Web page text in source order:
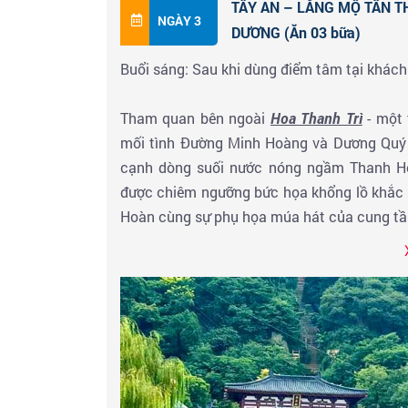
+ Buổi tối: Đoàn dùng bữa tại nhà hàng
Thành là một trong những địa danh văn
rất nhiều hoạt động văn hóa, nghệ thuật,
một danh lam thắng cảnh địa phương nổi
ánh đèn lung linh lấp lánh thắp sáng xuyên
+ Quý khách nhận phòng khách sạn và
đêm.
NGÀY 3
TÂY AN – LĂNG MỘ TẦN
DƯƠNG (Ăn 03 bữa)
Buổi sáng: Sau khi dùng điểm tâm tại
Tham quan bên ngoài Hoa Thanh Trì - một
mối tình Đường Minh Hoàng và Dương
cạnh dòng suối nước nóng ngầm Thanh
được chiêm ngưỡng bức họa khổng lồ
Hoàn cùng sự phụ họa múa hát của cung
đô Tây An. Đây là một di tích văn hóa
quốc gia, bảo tàng cấp 1 quốc gia và di
Hoàng được hoàn thành vào khoảng
1974 với khoảng 8000 tượng đất nung
mặt là một linh hồn sống động có đầy đủ